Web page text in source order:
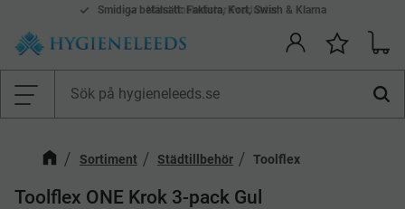
Meny
Mina önskelistor Produkter
Smidiga betalsätt: Faktura, Kort, Swish & Klarna
Sortiment Städtillbehör Toolflex
Toolflex ONE Krok 3-pack Gul